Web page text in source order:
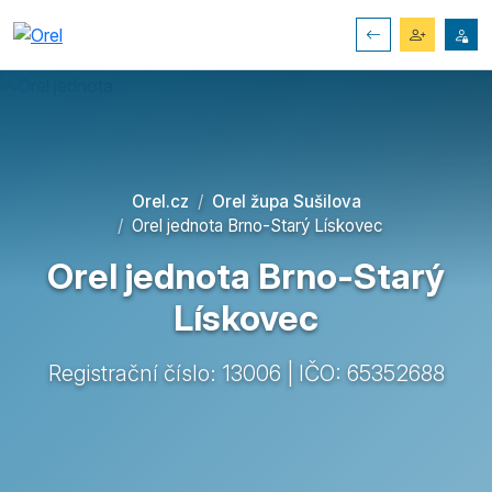
Orel.cz
Orel župa Sušilova
Orel jednota Brno-Starý Lískovec
Orel jednota Brno-Starý
Lískovec
Registrační číslo: 13006 | IČO: 65352688